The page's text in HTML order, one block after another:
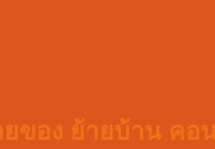
ของ ย้ายบ้าน คอ